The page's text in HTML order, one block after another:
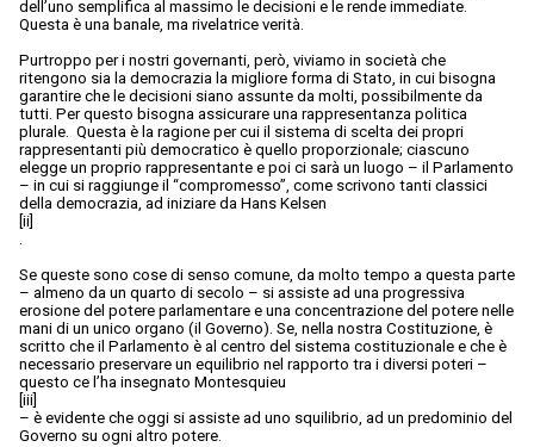
dell’uno semplifica al massimo le decisioni e le rende immediate.
Questa è una banale, ma rivelatrice verità.
Purtroppo per i nostri governanti, però, viviamo in società che
ritengono sia la democrazia la migliore forma di Stato, in cui bisogna
garantire che le decisioni siano assunte da molti, possibilmente da
tutti. Per questo bisogna assicurare una rappresentanza politica
plurale. Questa è la ragione per cui il sistema di scelta dei propri
rappresentanti più democratico è quello proporzionale; ciascuno
elegge un proprio rappresentante e poi ci sarà un luogo – il Parlamento
– in cui si raggiunge il “compromesso”, come scrivono tanti classici
della democrazia, ad iniziare da Hans Kelsen
[ii]
.
Se queste sono cose di senso comune, da molto tempo a questa parte
– almeno da un quarto di secolo – si assiste ad una progressiva
erosione del potere parlamentare e una concentrazione del potere nelle
mani di un unico organo (il Governo). Se, nella nostra Costituzione, è
scritto che il Parlamento è al centro del sistema costituzionale e che è
necessario preservare un equilibrio nel rapporto tra i diversi poteri –
questo ce l’ha insegnato Montesquieu
[iii]
– è evidente che oggi si assiste ad uno squilibrio, ad un predominio del
Governo su ogni altro potere.